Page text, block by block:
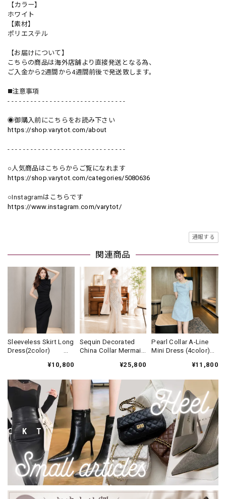
【カラー】
ホワイト
【素材】
ポリエステル
【お届けについて】
こちらの商品は海外店舗より直接発送となる為、
ご入金から2週間から4週間前後で発送致します。
◼️注意事項
- - - - - - - - - - - - - - - - - - - - - - - - - - - - - - -
◉御購入前にこちらをお読み下さい
https://shop.varytot.com/about
- - - - - - - - - - - - - - - - - - - - - - - - - - - - - - -
○人気商品はこちらからご覧になれます
https://shop.varytot.com/categories/5080636
○Instagramはこちらです
https://www.instagram.com/varytot/
通報する
関連商品
Sleeveless Skirt Long
Dress(2color)
¥10,800
Sequin Decorated
China Collar Mermaid
¥25,800
Pearl Collar A-Line
Mini Dress (4color)
¥11,800